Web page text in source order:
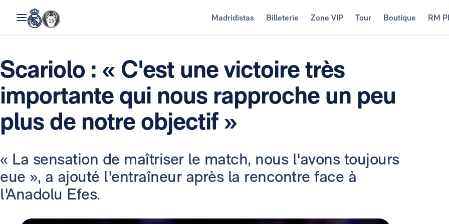
Madridistas Billeterie Zone VIP Tour Boutique RM
Scariolo : « C'est une victoire très
importante qui nous rapproche un peu
plus de notre objectif »
« La sensation de maîtriser le match, nous l'avons toujours
eue », a ajouté l'entraîneur après la rencontre face à
l'Anadolu Efes.